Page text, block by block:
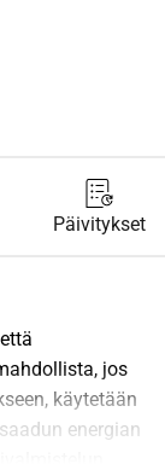
Päivitykset
jos
käytetään
energian